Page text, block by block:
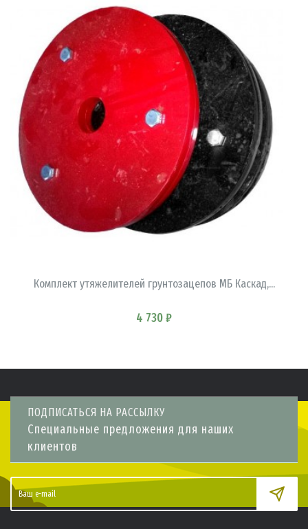
Комплект утяжелителей грунтозацепов МБ Каскад,...
4 730 ₽
ПОДПИСАТЬСЯ НА РАССЫЛКУ
Специальные предложения для наших
клиентов